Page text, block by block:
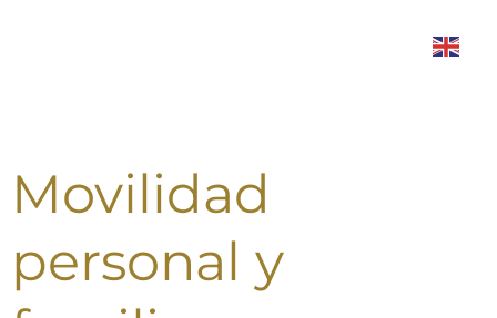
Movilidad
personal y